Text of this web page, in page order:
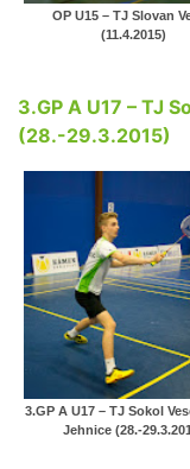
OP U15 – TJ Slovan
(11.4.2015)
3.GP A U17 – TJ
(28.-29.3.2015)
3.GP A U17 – TJ Sokol
Jehnice (28.-